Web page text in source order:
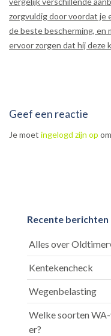
zorgvuldig door voordat je
de beste bescherming, en
ervoor zorgen dat hij deze
Geef een reactie
Je moet ingelogd zijn op
Recente berichten
Alles over
Kentekencheck
Wegenbelasting
Welke soorten
er?